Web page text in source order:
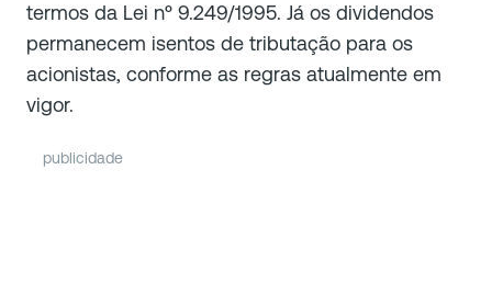
termos da Lei nº 9.249/1995. Já os dividendos
permanecem isentos de tributação para os
acionistas, conforme as regras atualmente em
vigor.
publicidade